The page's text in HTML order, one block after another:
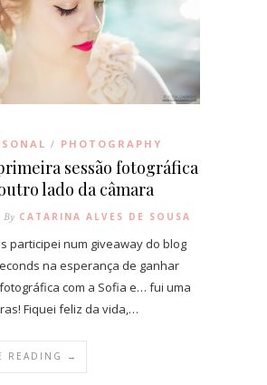
/ PHOTOGRAPHY
sessão fotográfica
lado da câmara
By CATARINA ALVES DE SOUSA
participei num giveaway do blog
na esperança de ganhar
com a Sofia e… fui uma
Fiquei feliz da vida,…
READING →